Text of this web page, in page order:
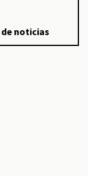
noticias